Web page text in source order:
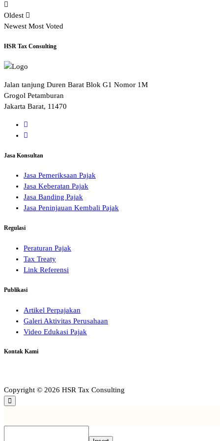
Oldest
Newest Most Voted
HSR Tax Consulting
Jalan tanjung Duren Barat Blok G1 Nomor 1M
Grogol Petamburan
Jakarta Barat, 11470
Jasa Konsultan
Jasa Pemeriksaan Pajak
Jasa Keberatan Pajak
Jasa Banding Pajak
Jasa Peninjauan Kembali Pajak
Regulasi
Peraturan Pajak
Tax Treaty
Link Referensi
Publikasi
Artikel Perpajakan
Galeri Aktivitas Perusahaan
Video Edukasi Pajak
Kontak Kami
Copyright © 2026 HSR Tax Consulting